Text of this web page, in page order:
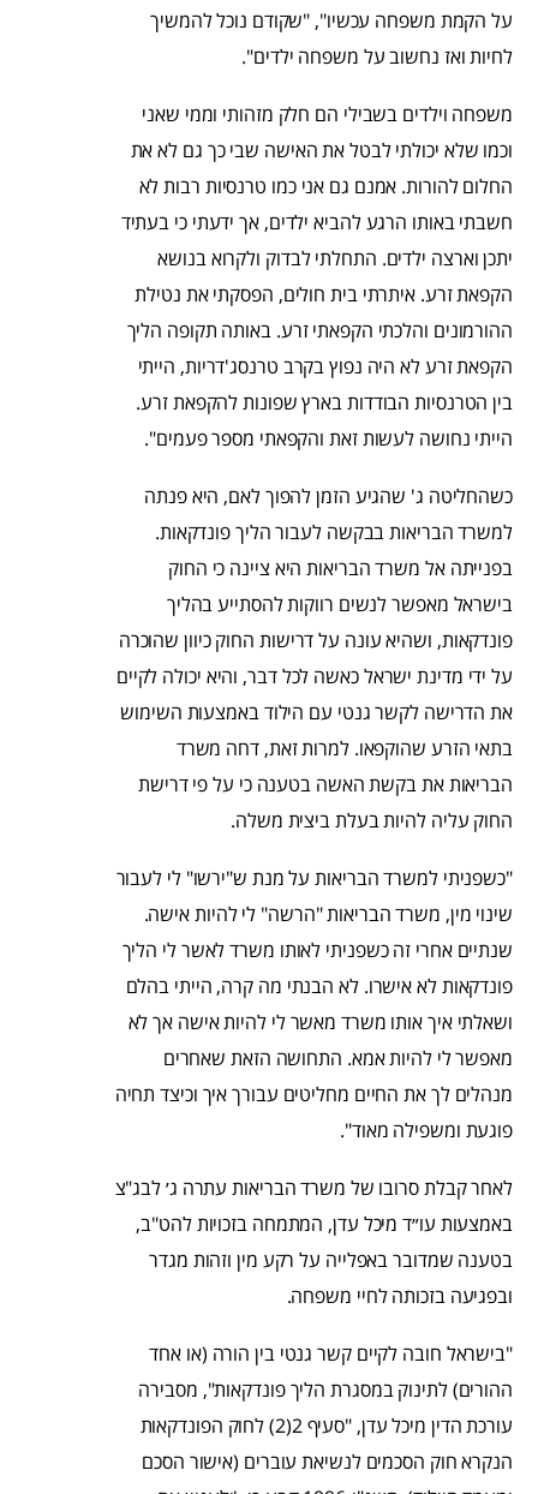
על הקמת משפחה עכשיו", "שקודם נוכל להמשיך
לחיות ואז נחשוב על משפחה ילדים".
משפחה וילדים בשבילי הם חלק מזהותי וממי שאני
וכמו שלא יכולתי לבטל את האישה שבי כך גם לא את
החלום להורות. אמנם גם אני כמו טרנסיות רבות לא
חשבתי באותו הרגע להביא ילדים, אך ידעתי כי בעתיד
יתכן וארצה ילדים. התחלתי לבדוק ולקרוא בנושא
הקפאת זרע. איתרתי בית חולים, הפסקתי את נטילת
ההורמונים והלכתי הקפאתי זרע. באותה תקופה הליך
הקפאת זרע לא היה נפוץ בקרב טרנסג'דריות, הייתי
בין הטרנסיות הבודדות בארץ שפונות להקפאת זרע.
הייתי נחושה לעשות זאת והקפאתי מספר פעמים".
כשהחליטה ג' שהגיע הזמן להפוך לאם, היא פנתה
למשרד הבריאות בבקשה לעבור הליךפונדקאות.
בפנייתה אל משרד הבריאות היא ציינה כי החוק
בישראל מאפשר לנשים רווקות להסתייע בהליך
פונדקאות, ושהיא עונה על דרישות החוק כיוון שהוכרה
על ידי מדינת ישראל כאשה לכל דבר, והיא יכולה לקיים
את הדרישה לקשר גנטי עם הילוד באמצעות השימוש
בתאי הזרע שהוקפאו.למרות זאת, דחה משרד
הבריאות את בקשת האשה בטענה כי על פי דרישת
החוק עליה להיות בעלת ביצית משלה.
"כשפניתי למשרד הבריאות על מנת ש"ירשו" לי לעבור
שינוי מין, משרד הבריאות "הרשה" לי להיות אישה.
שנתיים אחרי זה כשפניתי לאותו משרד לאשר לי הליך
פונדקאות לא אישרו. לא הבנתי מה קרה, הייתי בהלם
ושאלתי איך אותו משרד מאשר לי להיות אישה אך לא
מאפשר לי להיות אמא. התחושה הזאת שאחרים
מנהלים לך את החיים מחליטים עבורך איך וכיצד תחיה
פוגעת ומשפילה מאוד".
לאחר קבלת סרובו של משרד הבריאות עתרה ג׳ לבג"צ
באמצעות עו״ד מיכל עדן, המתמחה בזכויות להט"ב,
בטענה שמדובר באפלייה על רקע מין וזהות מגדר
ובפגיעה בזכותה לחיי משפחה.
"בישראל חובה לקיים קשר גנטי בין הורה (או אחד
ההורים) לתינוק במסגרת הליך פונדקאות", מסבירה
עורכת הדין מיכל עדן, "סעיף 2(2) לחוק הפונדקאות
הנקרא חוק הסכמים לנשיאת עוברים (אישור הסכם